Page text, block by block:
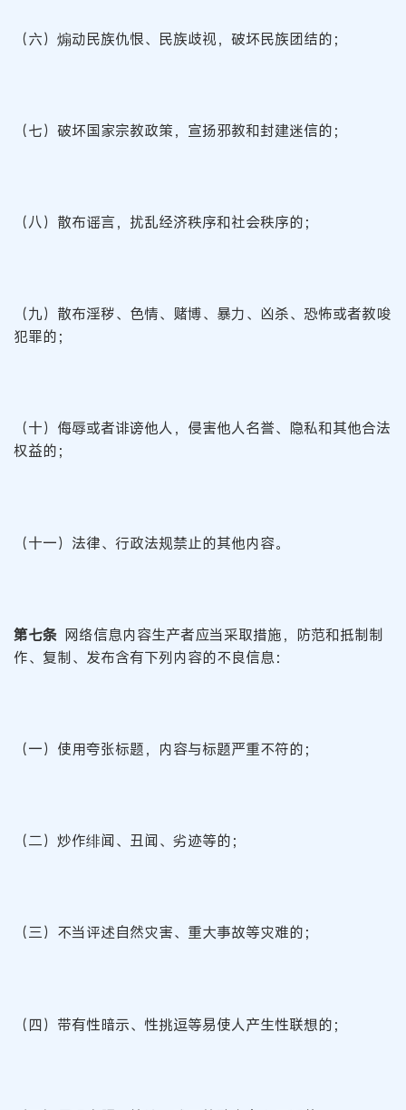
（六）煽动民族仇恨、民族歧视，破坏民族团结的；
（七）破坏国家宗教政策，宣扬邪教和封建迷信的；
（八）散布谣言，扰乱经济秩序和社会秩序的；
（九）散布淫秽、色情、赌博、暴力、凶杀、恐怖或者教唆
犯罪的；
（十）侮辱或者诽谤他人，侵害他人名誉、隐私和其他合法
权益的；
（十一）法律、行政法规禁止的其他内容。
第七条 网络信息内容生产者应当采取措施，防范和抵制制
作、复制、发布含有下列内容的不良信息：
（一）使用夸张标题，内容与标题严重不符的；
（二）炒作绯闻、丑闻、劣迹等的；
（三）不当评述自然灾害、重大事故等灾难的；
（四）带有性暗示、性挑逗等易使人产生性联想的；